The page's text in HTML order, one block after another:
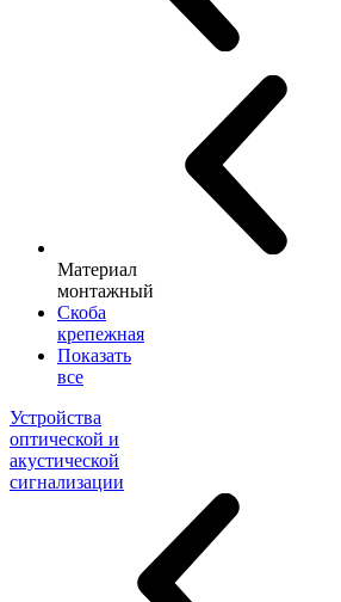
Материал
монтажный
Скоба
крепежная
Показать
все
Устройства
оптической и
акустической
сигнализации